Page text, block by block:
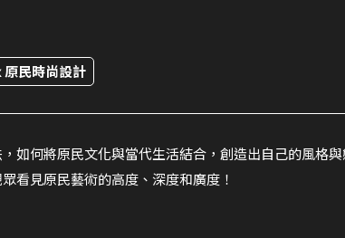
原民時尚設計
如何將原民文化與當代生活結合，創造出自己的風格與
看見原民藝術的高度、深度和廣度！